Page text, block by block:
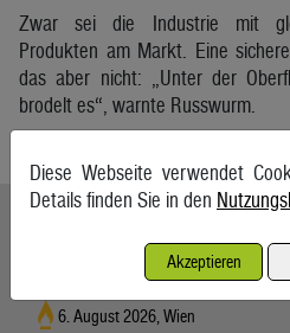
Zwar sei die Industrie mit
Produkten am Markt. Eine
das aber nicht: „Unter der
brodelt es“, warnte Russwurm.
Ölpreise wenig bewegt
6. August 2026, Wien
Diese Webseite verwendet
Details finden Sie in den
Akzeptieren